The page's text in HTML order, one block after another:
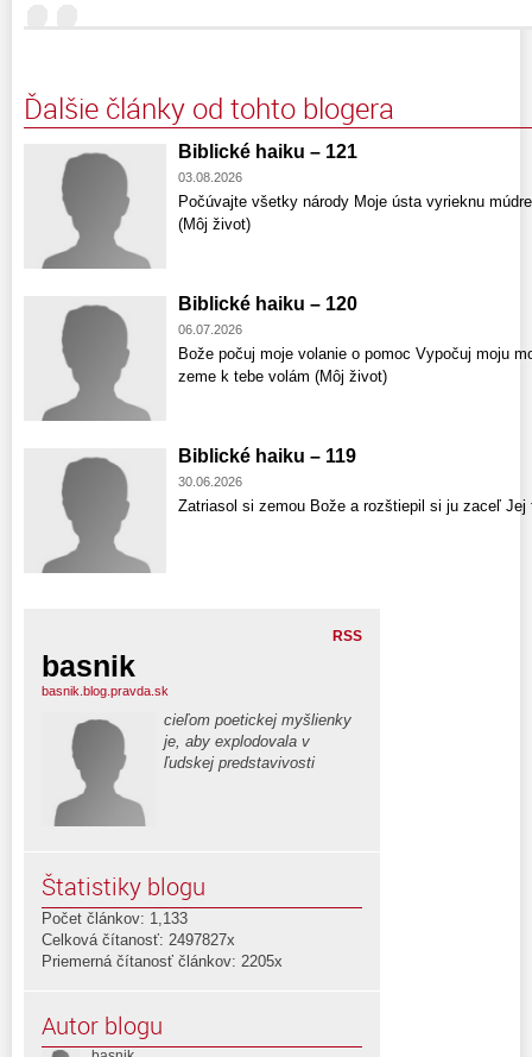
Ďalšie články od tohto blogera
Biblické haiku – 121
03.08.2026
Počúvajte všetky národy Moje ústa vyrieknu
(Môj život)
Biblické haiku – 120
06.07.2026
Bože počuj moje volanie o pomoc Vypočuj moju
zeme k tebe volám (Môj život)
Biblické haiku – 119
30.06.2026
Zatriasol si zemou Bože a rozštiepil si ju zaceľ
RSS
basnik
basnik.blog.pravda.sk
cieľom poetickej myšlienky
je, aby explodovala v
ľudskej predstavivosti
Štatistiky blogu
Počet článkov: 1,133
Celková čítanosť: 2497827x
Priemerná čítanosť článkov: 2205x
Autor blogu